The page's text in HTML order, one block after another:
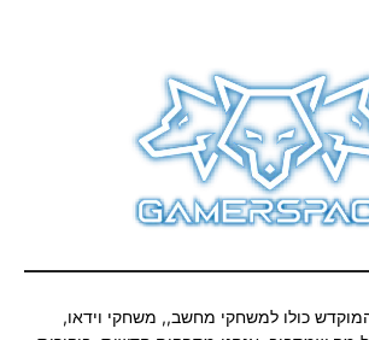
כולו למשחקי מחשב,, משחקי וידאו,